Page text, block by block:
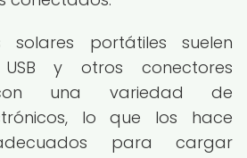
solares portátiles suelen
y otros conectores
una variedad de
lo que los hace
para cargar